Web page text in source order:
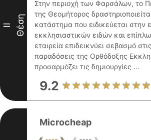
II Θέση
Στην περιοχή των Φαρσάλων, το
της Θεομήτορος
κατάστημα που ειδικεύεται στην
εκκλησιαστικών ειδών και
εταιρεία επιδεικνύει σεβασμό στις
παραδόσεις της Ορθόδοξης
προσαρμόζει τις δημιουργίες ...
9.2
Microcheap